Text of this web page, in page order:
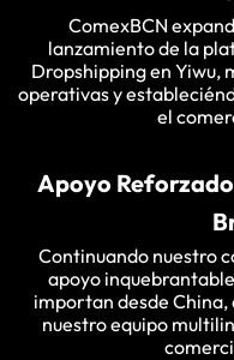
ComexBCN
lanzamiento de la
Dropshipping en Yiwu,
operativas y
el
Apoyo
Continuando nuestro
apoyo
importan desde
nuestro equipo